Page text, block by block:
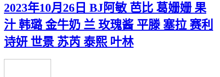
2023年10月26日 BJ阿敏 芭比 葛姗姗 果
汁 韩璐 金牛奶 兰 玫瑰酱 平滕 塞拉 赛利
诗妍 世景 苏芮 泰熙 叶林